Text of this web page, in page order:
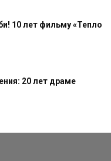
10 лет фильму «Тепло
20 лет драме